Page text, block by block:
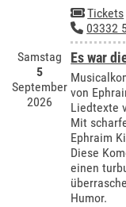
Tickets
03332
Samstag
5
September
2026
Es war
von
Liedtexte
Mit
Ephraim
Diese
einen
Humor.